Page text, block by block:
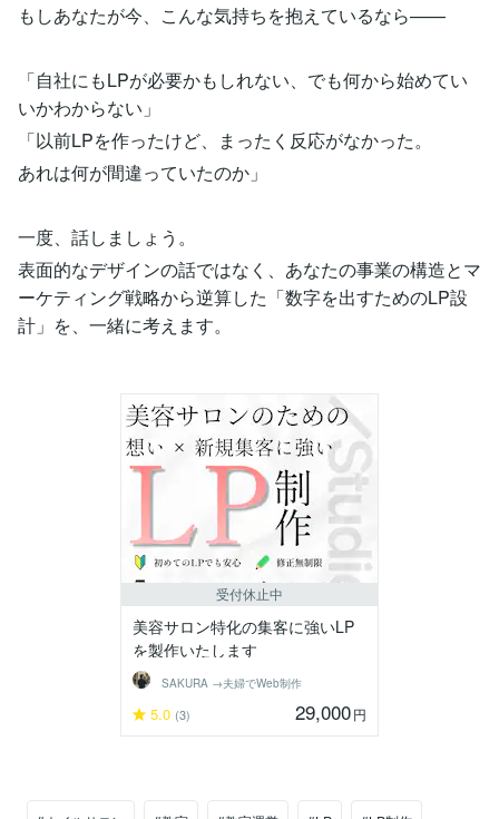
もしあなたが今、こんな気持ちを抱えているなら——
「自社にもLPが必要かもしれない、でも何から始めてい
いかわからない」
「以前LPを作ったけど、まったく反応がなかった。
あれは何が間違っていたのか」
一度、話しましょう。
表面的なデザインの話ではなく、あなたの事業の構造とマ
ーケティング戦略から逆算した「数字を出すためのLP設
計」を、一緒に考えます。
受付休止中
美容サロン特化の集客に強いLP
を製作いたします
SAKURA →夫婦でWeb制作
5.0 (3) 29,000円